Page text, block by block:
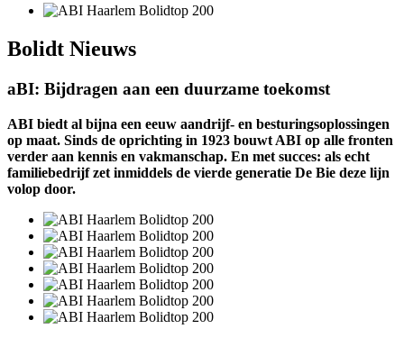
Bolidt Nieuws
aBI: Bijdragen aan een duurzame toekomst
ABI biedt al bijna een eeuw aandrijf- en besturingsoplossingen
op maat. Sinds de oprichting in 1923 bouwt ABI op alle fronten
verder aan kennis en vakmanschap. En met succes: als echt
familiebedrijf zet inmiddels de vierde generatie De Bie deze lijn
volop door.